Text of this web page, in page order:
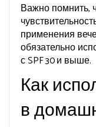
Важно помнить,
применения
обязательно
с SPF 30 и выше.
Как
в